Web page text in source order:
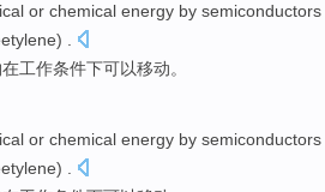
or chemical energy by semiconductors
.
工作条件下可以移动。
or chemical energy by semiconductors
.